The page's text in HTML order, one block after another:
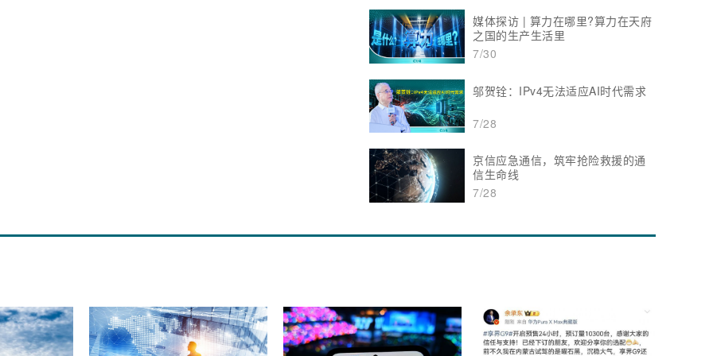
媒体探访 | 算力在哪里?算力在天府
之国的生产生活里
7/30
邬贺铨：IPv4无法适应AI时代需求
7/28
京信应急通信，筑牢抢险救援的通
信生命线
7/28